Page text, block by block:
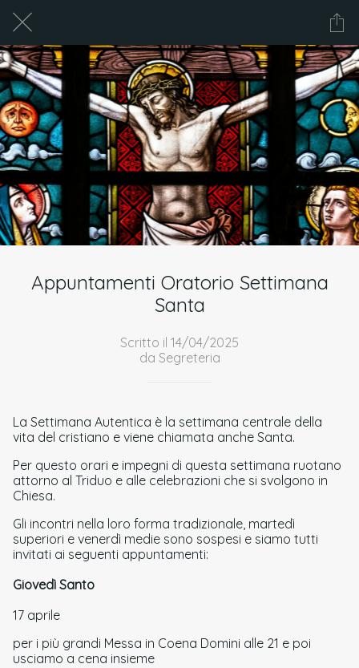
Appuntamenti Oratorio Settimana
Santa
Scritto il 14/04/2025
da Segreteria
La Settimana Autentica è la settimana centrale della
vita del cristiano e viene chiamata anche Santa.
Per questo orari e impegni di questa settimana ruotano
attorno al Triduo e alle celebrazioni che si svolgono in
Chiesa.
Gli incontri nella loro forma tradizionale, martedì
superiori e venerdì medie sono sospesi e siamo tutti
invitati ai seguenti appuntamenti:
Giovedì Santo
17 aprile
per i più grandi Messa in Coena Domini alle 21 e poi
usciamo a cena insieme